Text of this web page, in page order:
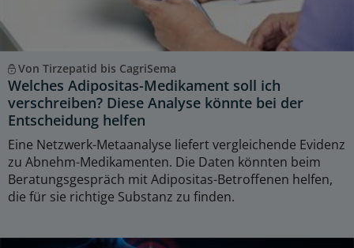
Von Tirzepatid bis CagriSema
Welches Adipositas-Medikament soll ich
verschreiben? Diese Analyse könnte bei der
Entscheidung helfen
Eine Netzwerk-Metaanalyse liefert vergleichende Evidenz
zu Abnehm-Medikamenten. Die Daten könnten beim
Beratungsgespräch mit Adipositas-Betroffenen helfen,
die für sie richtige Substanz zu finden.